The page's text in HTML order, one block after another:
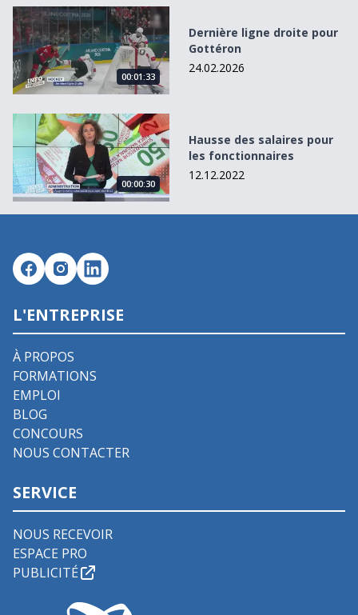
Dernière ligne droite pour Gottéron
00:01:33
Dernière ligne droite pour
Gottéron
24.02.2026
Hausse des salaires pour les fonctionnaires
00:00:30
Hausse des salaires pour
les fonctionnaires
12.12.2022
L'ENTREPRISE
À PROPOS
FORMATIONS
EMPLOI
BLOG
CONCOURS
NOUS CONTACTER
SERVICE
NOUS RECEVOIR
ESPACE PRO
PUBLICITÉ